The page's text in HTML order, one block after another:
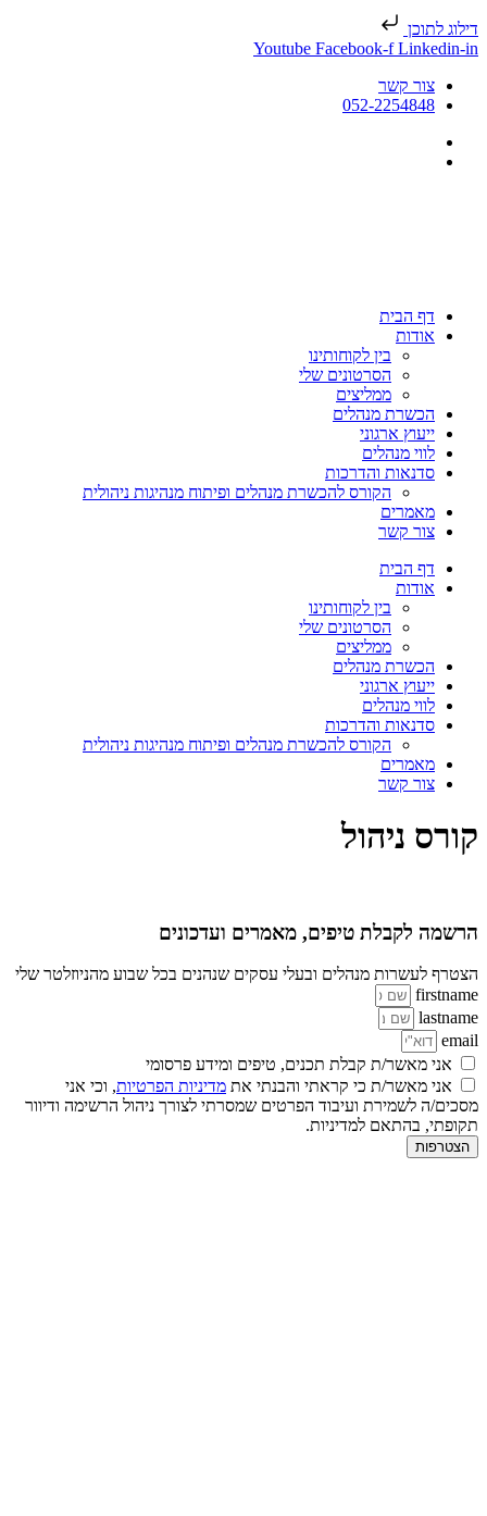
דילוג לתוכן
Youtube Facebook-f Linkedin-in
צור קשר
052-2254848
דף הבית
אודות
בין לקוחותינו
הסרטונים שלי
ממליצים
הכשרת מנהלים
ייעוץ ארגוני
לווי מנהלים
סדנאות והדרכות
הקורס להכשרת מנהלים ופיתוח מנהיגות ניהולית
מאמרים
צור קשר
דף הבית
אודות
בין לקוחותינו
הסרטונים שלי
ממליצים
הכשרת מנהלים
ייעוץ ארגוני
לווי מנהלים
סדנאות והדרכות
הקורס להכשרת מנהלים ופיתוח מנהיגות ניהולית
מאמרים
צור קשר
קורס ניהול
הרשמה לקבלת טיפים, מאמרים ועדכונים
הצטרף לעשרות מנהלים ובעלי עסקים שנהנים בכל שבוע מהניוזלטר שלי
firstname
lastname
email
אני מאשר/ת קבלת תכנים, טיפים ומידע פרסומי
אני מאשר/ת כי קראתי והבנתי את מדיניות הפרטיות, וכי אני
מסכים/ה לשמירת ועיבוד הפרטים שמסרתי לצורך ניהול הרשימה ודיוור
תקופתי, בהתאם למדיניות.
הצטרפות